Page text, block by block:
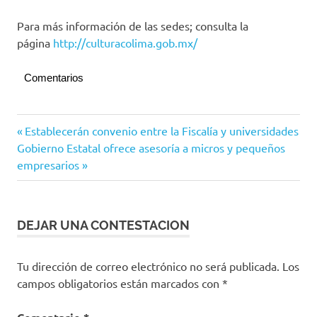
Para más información de las sedes; consulta la
página http://culturacolima.gob.mx/
Comentarios
Navegación
de
entradas
Entrada
anterior:
Establecerán convenio entre la Fiscalía y universidades
Siguiente
entrada:
Gobierno Estatal ofrece asesoría a micros y pequeños
empresarios
DEJAR UNA CONTESTACION
Tu dirección de correo electrónico no será publicada. Los
campos obligatorios están marcados con *